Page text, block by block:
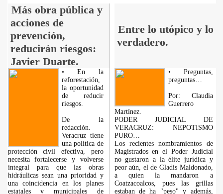
Más obra pública y
acciones de
prevención,
reducirán riesgos:
Javier Duarte.
Entre lo utópico y lo
verdadero.
• En la
reforestación,
la oportunidad
de reducir
riesgos.
De la
redacción.
Veracruz tiene
una política de
protección civil efectiva, pero
necesita fortalecerse y volverse
integral para que las obras
hidráulicas sean una prioridad y
una coincidencia en los planes
estatales y municipales de
• Preguntas,
preguntas…
Por: Claudia
Guerrero
Martínez.
PODER JUDICIAL DE
VERACRUZ: NEPOTISMO
PURO…
Los recientes nombramientos de
Magistrados en el Poder Judicial
no gustaron a la élite jurídica y
peor aún, el de Gladis Maldonado,
a quien la mandaron a
Coatzacoalcos, pues las grillas
estaban de ha "peso" y además,